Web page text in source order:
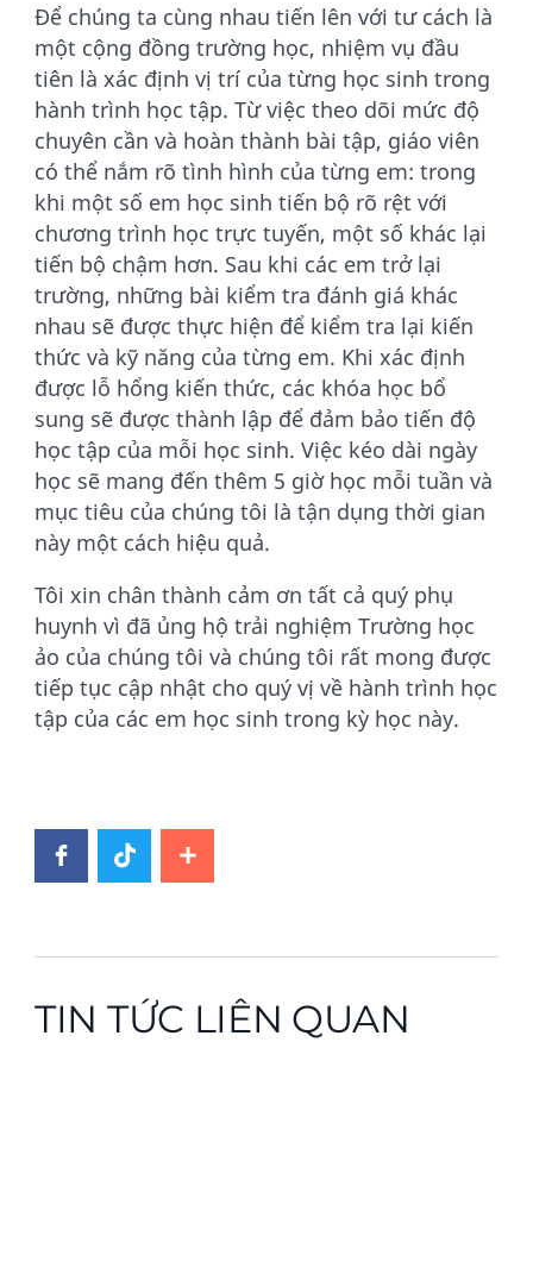
Để chúng ta cùng nhau tiến lên với tư cách là
một cộng đồng trường học, nhiệm vụ đầu
tiên là xác định vị trí của từng học sinh trong
hành trình học tập. Từ việc theo dõi mức độ
chuyên cần và hoàn thành bài tập, giáo viên
có thể nắm rõ tình hình của từng em: trong
khi một số em học sinh tiến bộ rõ rệt với
chương trình học trực tuyến, một số khác lại
tiến bộ chậm hơn. Sau khi các em trở lại
trường, những bài kiểm tra đánh giá khác
nhau sẽ được thực hiện để kiểm tra lại kiến
thức và kỹ năng của từng em. Khi xác định
được lỗ hổng kiến thức, các khóa học bổ
sung sẽ được thành lập để đảm bảo tiến độ
học tập của mỗi học sinh. Việc kéo dài ngày
học sẽ mang đến thêm 5 giờ học mỗi tuần và
mục tiêu của chúng tôi là tận dụng thời gian
này một cách hiệu quả.
Tôi xin chân thành cảm ơn tất cả quý phụ
huynh vì đã ủng hộ trải nghiệm Trường học
ảo của chúng tôi và chúng tôi rất mong được
tiếp tục cập nhật cho quý vị về hành trình học
tập của các em học sinh trong kỳ học này.
TIN TỨC LIÊN QUAN